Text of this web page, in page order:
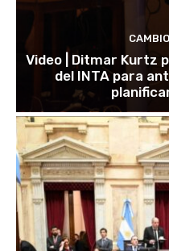
Video | Ditmar Kurtz
del INTA para